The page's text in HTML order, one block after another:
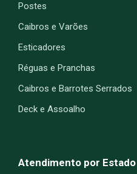
Postes
Caibros e Varões
Esticadores
Réguas e Pranchas
Caibros e Barrotes Serrados
Deck e Assoalho
Atendimento por Estado